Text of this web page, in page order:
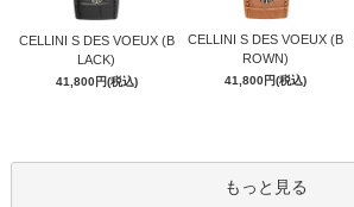
CELLINI S DES VOEUX (B
LACK)
41,800円(税込)
CELLINI S DES VOEUX (B
ROWN)
41,800円(税込)
もっと見る